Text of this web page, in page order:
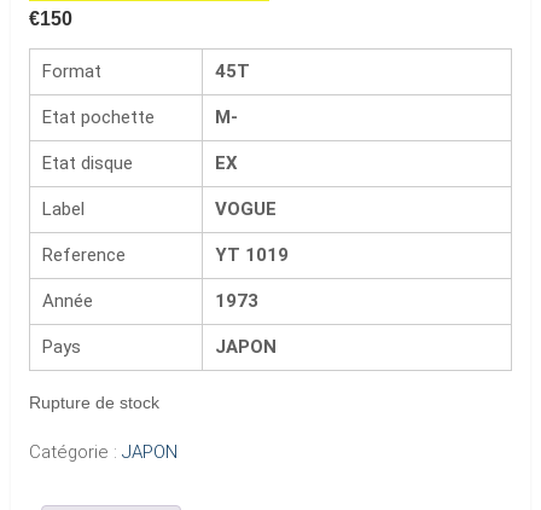
€150
Format 45T
Etat pochette M-
Etat disque EX
Label VOGUE
Reference YT 1019
Année 1973
Pays JAPON
Rupture de stock
Catégorie : JAPON